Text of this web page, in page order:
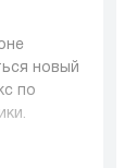
новый
по